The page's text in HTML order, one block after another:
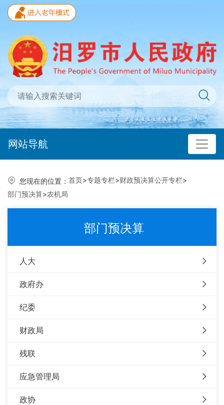
网站导航
您现在的位置： 首页>专题专栏>财政预决算公开专栏>
部门预决算>农机局
部门预决算
人大
政府办
纪委
财政局
残联
应急管理局
政协